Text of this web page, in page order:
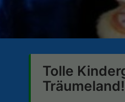
Tolle
Träumeland!